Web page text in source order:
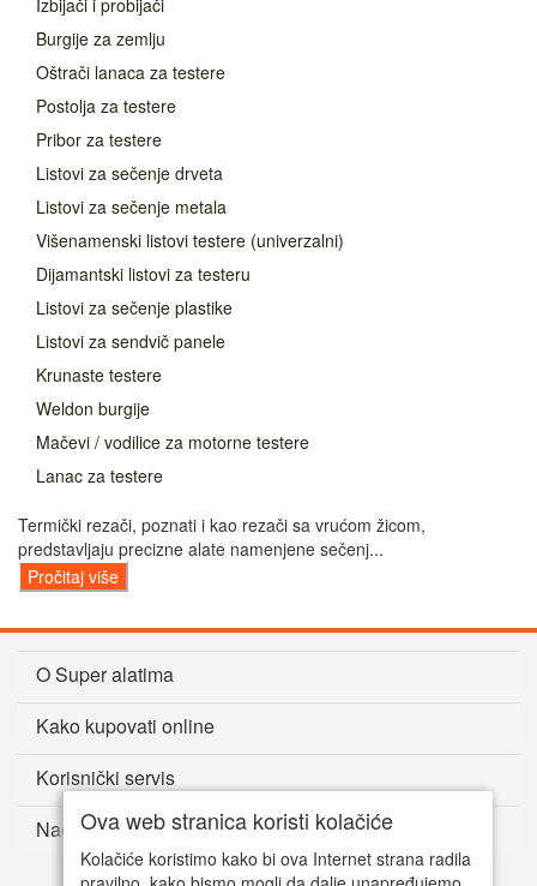
Izbijači i probijači
Burgije za zemlju
Oštrači lanaca za testere
Postolja za testere
Pribor za testere
Listovi za sečenje drveta
Listovi za sečenje metala
Višenamenski listovi testere (univerzalni)
Dijamantski listovi za testeru
Listovi za sečenje plastike
Listovi za sendvič panele
Krunaste testere
Weldon burgije
Mačevi / vodilice za motorne testere
Lanac za testere
Termički rezači, poznati i kao rezači sa vrućom žicom,
predstavljaju precizne alate namenjene sečenj...
Pročitaj više
O Super alatima
Kako kupovati online
Korisnički servis
Način plaćanja
Ova web stranica koristi kolačiće
Kolačiće koristimo kako bi ova Internet strana radila